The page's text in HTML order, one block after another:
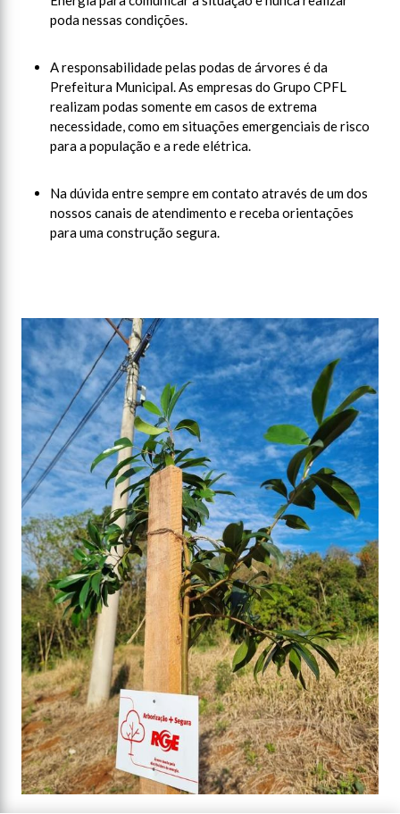
poda nessas condições.
A responsabilidade pelas podas de árvores é da
Prefeitura Municipal. As empresas do Grupo CPFL
realizam podas somente em casos de extrema
necessidade, como em situações emergenciais de risco
para a população e a rede elétrica.
Na dúvida entre sempre em contato através de um dos
nossos canais de atendimento e receba orientações
para uma construção segura.